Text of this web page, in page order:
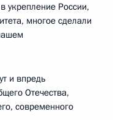
укрепление России,
многое сделали
и впредь
Отечества,
современного